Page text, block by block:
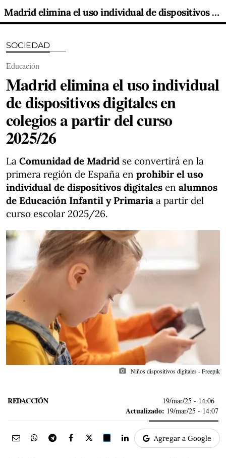
Madrid elimina el uso individual de dispositivos digitales en colegios a partir del curso 2025/26
SOCIEDAD
Educación
Madrid elimina el uso individual
de dispositivos digitales en
colegios a partir del curso
2025/26
La Comunidad de Madrid se convertirá en la
primera región de España en prohibir el uso
individual de dispositivos digitales en alumnos
de Educación Infantil y Primaria a partir del
curso escolar 2025/26.
photo_camera Niños dispositivos digitales - Freepik
REDACCIÓN 19/mar/25 - 14:06
Actualizado: 19/mar/25 - 14:07
Agregar a Google